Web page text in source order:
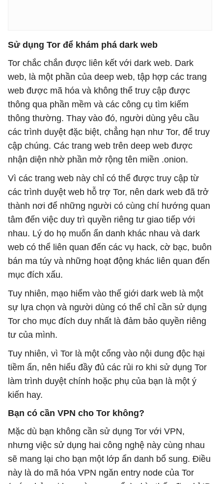
Sử dụng Tor để khám phá dark web
Tor chắc chắn được liên kết với dark web. Dark
web, là một phần của deep web, tập hợp các trang
web được mã hóa và không thể truy cập được
thông qua phần mềm và các công cụ tìm kiếm
thông thường. Thay vào đó, người dùng yêu cầu
các trình duyệt đặc biệt, chẳng hạn như Tor, để truy
cập chúng. Các trang web trên deep web được
nhận diện nhờ phần mở rộng tên miền .onion.
Vì các trang web này chỉ có thể được truy cập từ
các trình duyệt web hỗ trợ Tor, nên dark web đã trở
thành nơi để những người có cùng chí hướng quan
tâm đến việc duy trì quyền riêng tư giao tiếp với
nhau. Lý do họ muốn ẩn danh khác nhau và dark
web có thể liên quan đến các vụ hack, cờ bạc, buôn
bán ma túy và những hoạt động khác liên quan đến
mục đích xấu.
Tuy nhiên, mạo hiểm vào thế giới dark web là một
sự lựa chọn và người dùng có thể chỉ cần sử dụng
Tor cho mục đích duy nhất là đảm bảo quyền riêng
tư của mình.
Tuy nhiên, vì Tor là một cổng vào nội dung độc hại
tiềm ẩn, nên hiểu đầy đủ các rủi ro khi sử dụng Tor
làm trình duyệt chính hoặc phụ của bạn là một ý
kiến ​​hay.
Bạn có cần VPN cho Tor không?
Mặc dù bạn không cần sử dụng Tor với VPN,
nhưng việc sử dụng hai công nghệ này cùng nhau
sẽ mang lại cho bạn một lớp ẩn danh bổ sung. Điều
này là do mã hóa VPN ngăn entry node của Tor